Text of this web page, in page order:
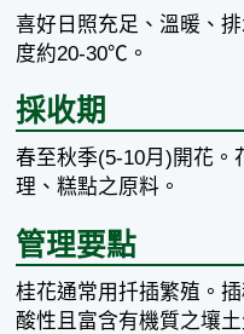
喜好日照充足、溫暖、
度約20-30℃。
採收期
春至秋季(5-10月)開花。
理、糕點之原料。
管理要點
桂花通常用扦插繁殖。
酸性且富含有機質之壤